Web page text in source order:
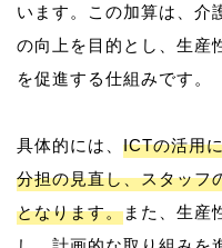
います。この加算は、介
の向上を目的とし、生産
を促進する仕組みです。
具体的には、 ICTの活用
分担の見直し、スタッフ
となります。また、生産